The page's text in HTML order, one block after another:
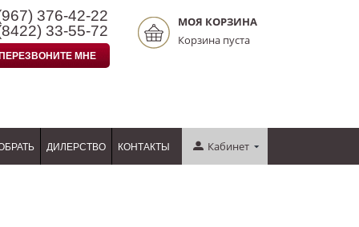
376-42-22
33-55-72
МНЕ
МОЯ КОРЗИНА
Корзина пуста
ДИЛЕРСТВО КОНТАКТЫ Кабинет